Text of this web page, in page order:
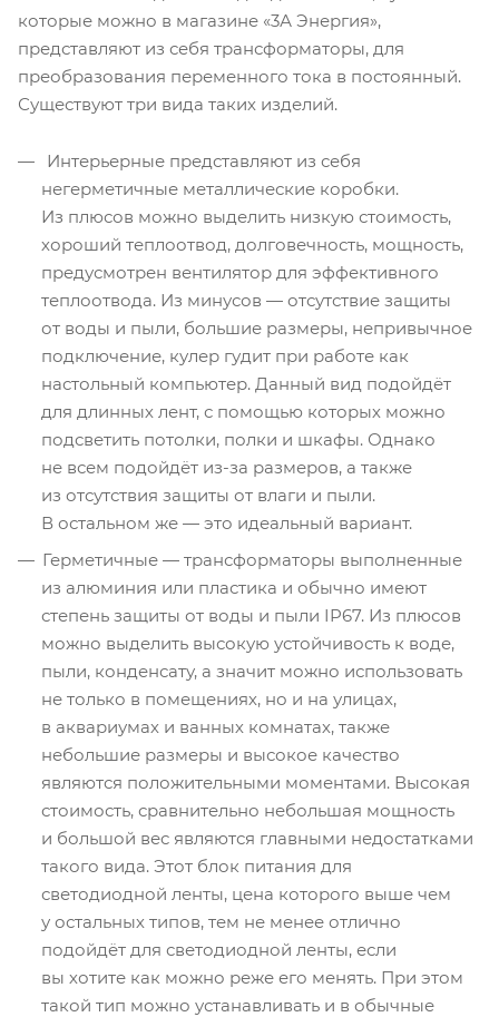
которые можно в магазине «3А Энергия»,
представляют из себя трансформаторы, для
преобразования переменного тока в постоянный.
Существуют три вида таких изделий.
Интерьерные представляют из себя
негерметичные металлические коробки.
Из плюсов можно выделить низкую стоимость,
хороший теплоотвод, долговечность, мощность,
предусмотрен вентилятор для эффективного
теплоотвода. Из минусов — отсутствие защиты
от воды и пыли, большие размеры, непривычное
подключение, кулер гудит при работе как
настольный компьютер. Данный вид подойдёт
для длинных лент, с помощью которых можно
подсветить потолки, полки и шкафы. Однако
не всем подойдёт из-за размеров, а также
из отсутствия защиты от влаги и пыли.
В остальном же — это идеальный вариант.
Герметичные — трансформаторы выполненные
из алюминия или пластика и обычно имеют
степень защиты от воды и пыли IP67. Из плюсов
можно выделить высокую устойчивость к воде,
пыли, конденсату, а значит можно использовать
не только в помещениях, но и на улицах,
в аквариумах и ванных комнатах, также
небольшие размеры и высокое качество
являются положительными моментами. Высокая
стоимость, сравнительно небольшая мощность
и большой вес являются главными недостатками
такого вида. Этот блок питания для
светодиодной ленты, цена которого выше чем
у остальных типов, тем не менее отлично
подойдёт для светодиодной ленты, если
вы хотите как можно реже его менять. При этом
такой тип можно устанавливать и в обычные